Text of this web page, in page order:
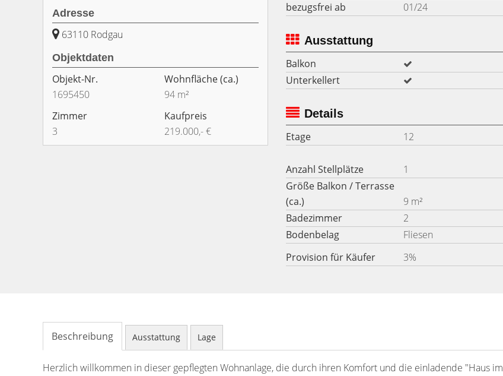
Adresse
63110 Rodgau
Objektdaten
Objekt-Nr.
1695450
Wohnfläche(ca.)
94 m²
Zimmer
3
Kaufpreis
219.000,- €
bezugsfrei ab
01/24
Ausstattung
Balkon
Unterkellert
Details
Etage
12
Anzahl Stellplätze 1
Größe Balkon / Terrasse
(ca.)
9 m²
Badezimmer
2
Bodenbelag
Fliesen
Provision für Käufer
3%
Beschreibung Ausstattung Lage
Herzlich willkommen in dieser gepflegten Wohnanlage, die durch ihren Komfort und die einladende "Haus im